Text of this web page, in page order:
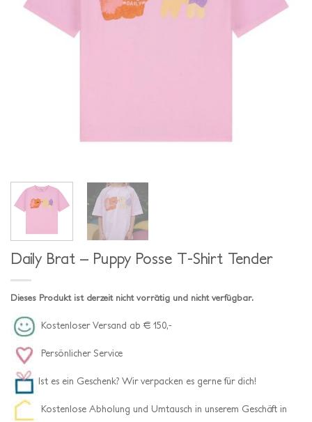
Daily Brat – Puppy Posse T-Shirt Tender
Dieses Produkt ist derzeit nicht vorrätig und nicht verfügbar.
Kostenloser Versand ab € 150,-
Persönlicher Service
Ist es ein Geschenk? Wir verpacken es gerne für dich!
Kostenlose Abholung und Umtausch in unserem Geschäft in